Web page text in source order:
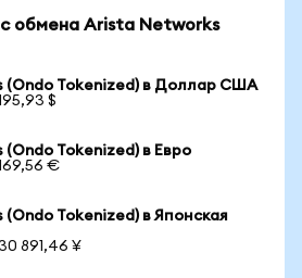
обмена Arista Networks
(Ondo Tokenized) в Доллар США
$
Tokenized) в Евро
€
Tokenized) в Японская
891,46 ¥